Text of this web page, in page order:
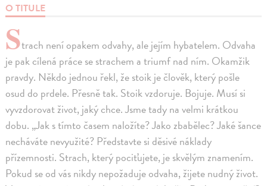
O TITULE
Strach není opakem odvahy, ale jejím hybatelem. Odvaha
je pak cílená práce se strachem a triumf nad ním. Okamžik
pravdy. Někdo jednou řekl, že stoik je člověk, který pošle
osud do prdele. Přesně tak. Stoik vzdoruje. Bojuje. Musí si
vyvzdorovat život, jaký chce. Jsme tady na velmi krátkou
dobu. „Jak s tímto časem naložíte? Jako zbabělec? Jaké šance
necháváte nevyužité? Představte si děsivé náklady
přízemnosti. Strach, který pociťujete, je skvělým znamením.
Pokud se od vás nikdy nepožaduje odvaha, žijete nudný život.